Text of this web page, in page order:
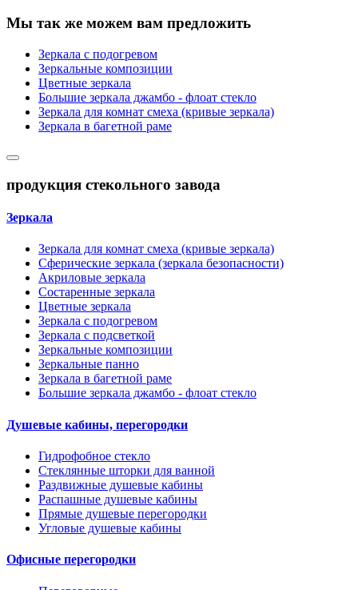
Мы так же можем вам предложить
Зеркала с подогревом
Зеркальные композиции
Цветные зеркала
Большие зеркала джамбо - флоат стекло
Зеркала для комнат смеха (кривые зеркала)
Зеркала в багетной раме
продукция стекольного завода
Зеркала
Зеркала для комнат смеха (кривые зеркала)
Сферические зеркала (зеркала безопасности)
Акриловые зеркала
Состаренные зеркала
Цветные зеркала
Зеркала с подогревом
Зеркала с подсветкой
Зеркальные композиции
Зеркальные панно
Зеркала в багетной раме
Большие зеркала джамбо - флоат стекло
Душевые кабины, перегородки
Гидрофобное стекло
Стеклянные шторки для ванной
Раздвижные душевые кабины
Распашные душевые кабины
Прямые душевые перегородки
Угловые душевые кабины
Офисные перегородки